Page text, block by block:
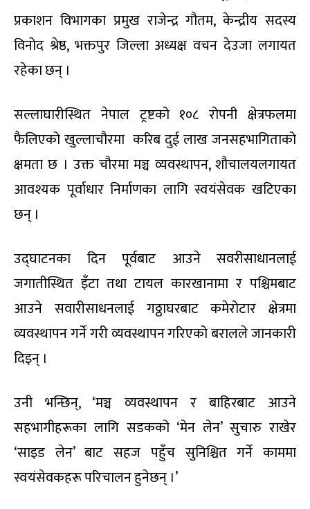
प्रकाशन विभागका प्रमुख राजेन्द्र गौतम, केन्द्रीय सदस्य
विनोद श्रेष्ठ, भक्तपुर जिल्ला अध्यक्ष वचन देउजा लगायत
रहेका छन् ।
सल्लाघारीस्थित नेपाल ट्रष्टको १०८ रोपनी क्षेत्रफलमा
फैलिएको खुल्लाचौरमा करिब दुई लाख जनसहभागिताको
क्षमता छ । उक्त चौरमा मञ्च व्यवस्थापन, शौचालयलगायत
आवश्यक पूर्वाधार निर्माणका लागि स्वयंसेवक खटिएका
छन् ।
उद्घाटनका दिन पूर्वबाट आउने सवरीसाधानलाई
जगातीस्थित इँटा तथा टायल कारखानामा र पश्चिमबाट
आउने सवारीसाधनलाई गठ्ठाघरबाट कमेरोटार क्षेत्रमा
व्यवस्थापन गर्ने गरी व्यवस्थापन गरिएको बरालले जानकारी
दिइन् ।
उनी भन्छिन्, ‘मञ्च व्यवस्थापन र बाहिरबाट आउने
सहभागीहरूका लागि सडकको ‘मेन लेन’ सुचारु राखेर
‘साइड लेन’ बाट सहज पहुँच सुनिश्चित गर्ने काममा
स्वयंसेवकहरू परिचालन हुनेछन् ।’